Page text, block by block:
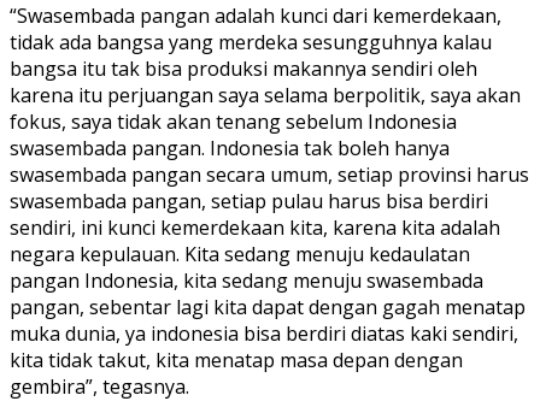
“Swasembada pangan adalah kunci dari kemerdekaan,
tidak ada bangsa yang merdeka sesungguhnya kalau
bangsa itu tak bisa produksi makannya sendiri oleh
karena itu perjuangan saya selama berpolitik, saya akan
fokus, saya tidak akan tenang sebelum Indonesia
swasembada pangan. Indonesia tak boleh hanya
swasembada pangan secara umum, setiap provinsi harus
swasembada pangan, setiap pulau harus bisa berdiri
sendiri, ini kunci kemerdekaan kita, karena kita adalah
negara kepulauan. Kita sedang menuju kedaulatan
pangan Indonesia, kita sedang menuju swasembada
pangan, sebentar lagi kita dapat dengan gagah menatap
muka dunia, ya indonesia bisa berdiri diatas kaki sendiri,
kita tidak takut, kita menatap masa depan dengan
gembira”, tegasnya.